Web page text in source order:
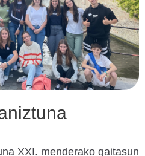
XXI. menderako gaitasun